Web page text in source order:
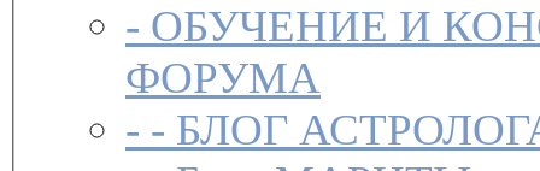
- ОБУЧЕНИЕ И
ФОРУМА
- - БЛОГ